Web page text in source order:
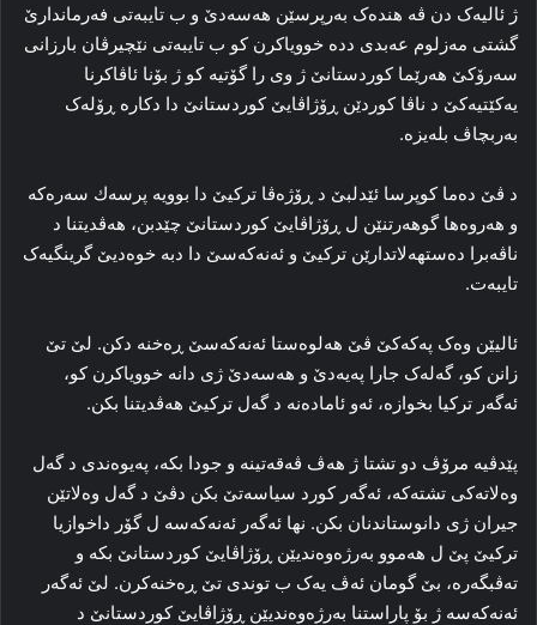
ژ ئالیه‌ک دن ڤه‌ هنده‌ک به‌رپرسێن هەسەدێ و ب تایبه‌تی فه‌رماندارێ
گشتی مەزلوم عه‌بدی دده‌ خوویاکرن کو ب تایبه‌تی نێچیرڤان بارزانی
سەرۆكێ ھەرێما كوردستانێ ژ وی را گۆتیە كو ژ بۆنا ئاڤاكرنا
یه‌کێتیه‌کێ د ناڤا کوردێن ڕۆژاڤایێ کوردستانێ دا دکاره‌ ڕۆله‌ک
به‌ربچاڤ بله‌یزه‌.
د ڤێ ده‌ما كوپرسا ئێدلبێ د ڕۆژه‌ڤا ترکیێ دا بوویە پرسەك سه‌ره‌که‌
و هه‌روه‌ها گوهه‌رتنێن ل ڕۆژاڤایێ کوردستانێ چێدبن، هه‌ڤدیتنا د
ناڤەبرا دەستھەلاتدارێن ترکیێ و ئه‌نەکەسێ دا دبه‌ خوه‌دیێ گرینگیه‌ک
تایبه‌ت.
ئالیێن وه‌ک پەکەکێ ڤێ هه‌لوه‌ستا ئه‌نەکەسێ ڕه‌خنه‌ دکن. لێ تێ
زانن کو، گه‌له‌ک جارا پەیەدێ و هەسەدێ ژی دانه‌ خوویاکرن کو،
ئه‌گه‌ر ترکیا بخوازه‌، ئه‌و ئاماده‌نه‌ د گه‌ل ترکیێ هه‌ڤدیتنا بکن.
پێدڤیە مرۆڤ دو تشتا ژ هه‌ڤ ڤه‌قه‌تینه‌ و جودا بكە، پەیوه‌ندی د گه‌ل
وه‌لاته‌کی تشته‌که‌، ئه‌گه‌ر کورد سیاسه‌تێ بکن دڤێ د گه‌ل وه‌لاتێن
جیران ژی دانوستاندنان بکن. نها ئه‌گه‌ر ئه‌نەکەسە ل گۆر داخوازیا
ترکیێ پێ ل هه‌موو به‌رژه‌وه‌ندیێن ڕۆژاڤایێ کوردستانێ بکه‌ و
ته‌ڤبگه‌ره‌، بێ گومان ئه‌ڤ یه‌ک ب توندی تێ ڕه‌خنه‌کرن. لێ ئه‌گه‌ر
ئه‌نەکەسە ژ بۆ پاراستنا به‌رژه‌وه‌ندیێن ڕۆژاڤایێ کوردستانێ د